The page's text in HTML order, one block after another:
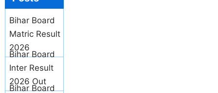
Bihar Board
Matric Result
2026
Bihar Board
Inter Result
2026 Out
Bihar Board